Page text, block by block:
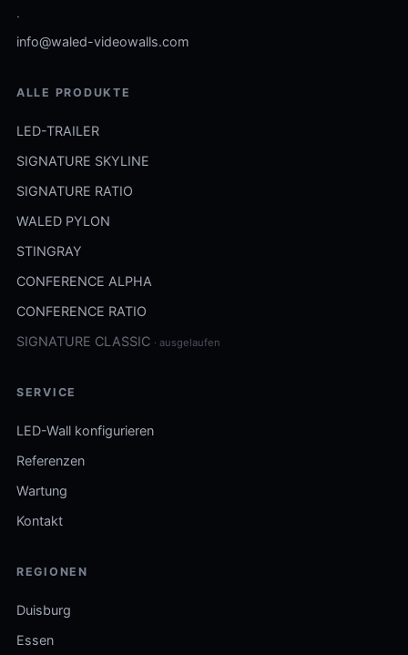
·
info@waled-videowalls.com
ALLE PRODUKTE
LED-TRAILER
SIGNATURE SKYLINE
SIGNATURE RATIO
WALED PYLON
STINGRAY
CONFERENCE ALPHA
CONFERENCE RATIO
SIGNATURE CLASSIC · ausgelaufen
SERVICE
LED-Wall konfigurieren
Referenzen
Wartung
Kontakt
REGIONEN
Duisburg
Essen